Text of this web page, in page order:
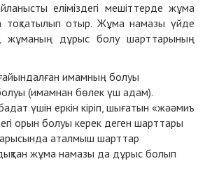
еліміздегі мешіттерде жұма
тоқтатылып отыр. Жұма намазы үйде
жұманың дұрыс болу шарттарының
имамның болуы
(имамнан бөлек үш адам).
үшін еркін кіріп, шығатын «жәәмиъ
орын болуы керек деген шарттары
аталмыш шарттар
жұма намазы да дұрыс болып